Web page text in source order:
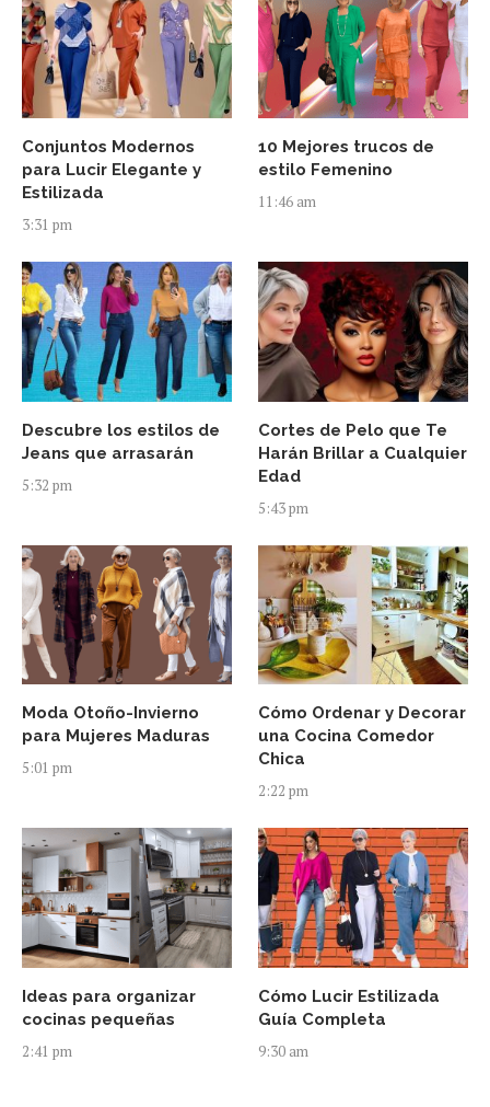
Conjuntos Modernos
para Lucir Elegante y
Estilizada
3:31 pm
10 Mejores trucos de
estilo Femenino
11:46 am
Descubre los estilos de
Jeans que arrasarán
5:32 pm
Cortes de Pelo que Te
Harán Brillar a Cualquier
Edad
5:43 pm
Moda Otoño-Invierno
para Mujeres Maduras
5:01 pm
Cómo Ordenar y Decorar
una Cocina Comedor
Chica
2:22 pm
Ideas para organizar
cocinas pequeñas
2:41 pm
Cómo Lucir Estilizada
Guía Completa
9:30 am